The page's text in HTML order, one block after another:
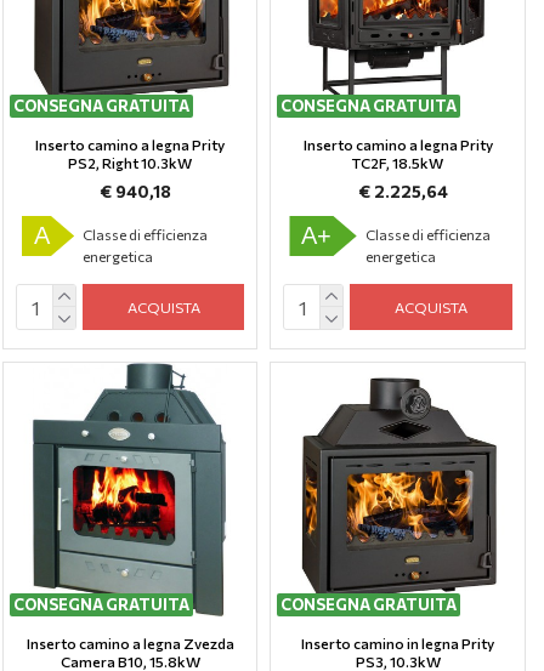
CONSEGNA GRATUITA
Inserto camino a legna Prity
PS2, Right 10.3kW
€ 940,18
A
Classe di efficienza
energetica
ACQUISTA
CONSEGNA GRATUITA
Inserto camino a legna Prity
TC2F, 18.5kW
€ 2.225,64
A+
Classe di efficienza
energetica
ACQUISTA
CONSEGNA GRATUITA
Inserto camino a legna Zvezda
Camera B10, 15.8kW
CONSEGNA GRATUITA
Inserto camino in legna Prity
PS3, 10.3kW